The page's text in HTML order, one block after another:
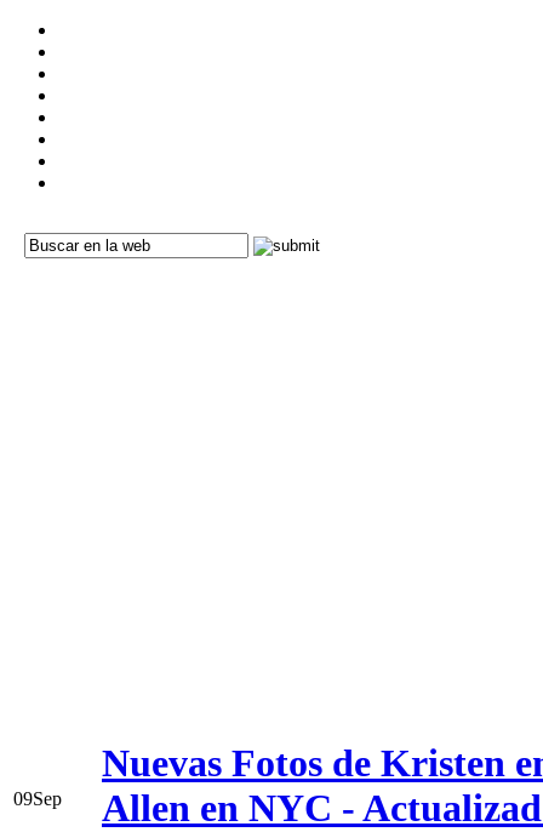
09Sep
Nuevas Fotos de Kristen
Allen en NYC -